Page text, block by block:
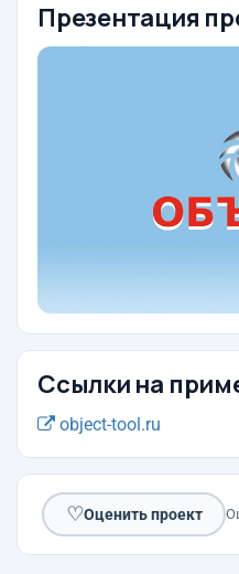
Презентация
Ссылки на
object-tool.ru
♡Оценить проект